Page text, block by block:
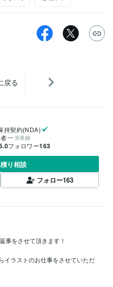
戻る
持契約(NDA)
未登録
フォロワー163
り相談
フォロー163
事をさせて頂きます！
イラストのお仕事をさせていただ